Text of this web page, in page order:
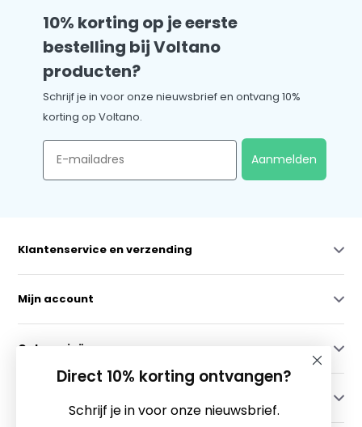
10% korting op je eerste
bestelling bij Voltano
producten?
Schrijf je in voor onze nieuwsbrief en ontvang 10%
korting op Voltano.
Email
Aanmelden
Klantenservice en verzending
Mijn account
Categorieën
Direct 10% korting ontvangen?
Schrijf je in voor onze nieuwsbrief.